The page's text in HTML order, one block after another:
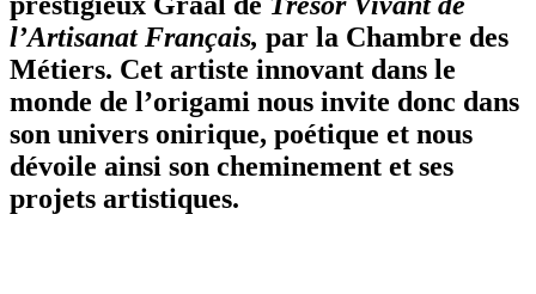
l’Artisanat Français, par la Chambre des
Métiers. Cet artiste innovant dans le
monde de l’origami nous invite donc dans
son univers onirique, poétique et nous
dévoile ainsi son cheminement et ses
projets artistiques.